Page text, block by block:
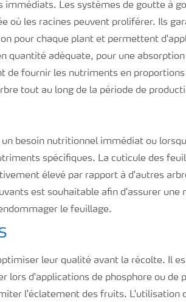
immédiats. Les systèmes de goutte à
où les racines peuvent proliférer. Ils
pour chaque plant et permettent
quantité adéquate, pour une
de fournir les nutriments en
tout au long de la période de
besoin nutritionnel immédiat ou
spécifiques. La cuticule des
élevé par rapport à d'autres
est souhaitable afin d'assurer une
le feuillage.
leur qualité avant la récolte. Il
d'applications de phosphore ou de
l'éclatement des fruits. L'utilisation